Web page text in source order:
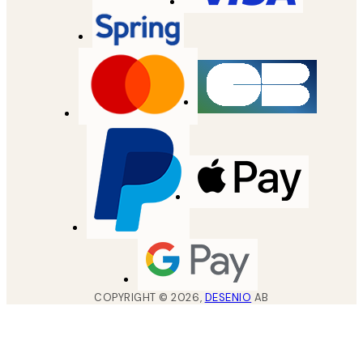
COPYRIGHT ©2026, DESENIO AB